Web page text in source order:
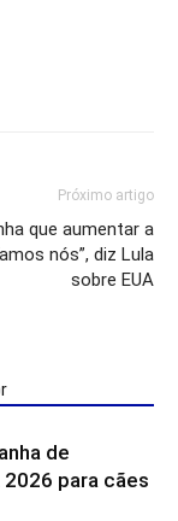
Próximo artigo
que aumentar a
nós”, diz Lula
sobre EUA
de
para cães